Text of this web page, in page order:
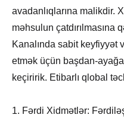
avadanlıqlarına malikdir.
məhsulun çatdırılmasına
Kanalında sabit keyfiyyət
etmək üçün başdan-
keçiririk. Etibarlı qlobal
1. Fərdi Xidmətlər: